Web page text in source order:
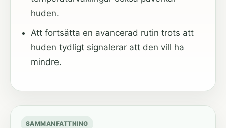
huden.
Att fortsätta en avancerad rutin trots att
huden tydligt signalerar att den vill ha
mindre.
SAMMANFATTNING